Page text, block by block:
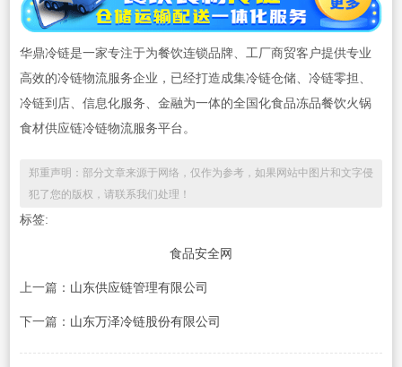
华鼎冷链是一家专注于为餐饮连锁品牌、工厂商贸客户提供专业
高效的冷链物流服务企业，已经打造成集冷链仓储、冷链零担、
冷链到店、信息化服务、金融为一体的全国化食品冻品餐饮火锅
食材供应链冷链物流服务平台。
郑重声明：部分文章来源于网络，仅作为参考，如果网站中图片和文字侵
犯了您的版权，请联系我们处理！
标签:
食品安全网
上一篇： 山东供应链管理有限公司
下一篇： 山东万泽冷链股份有限公司